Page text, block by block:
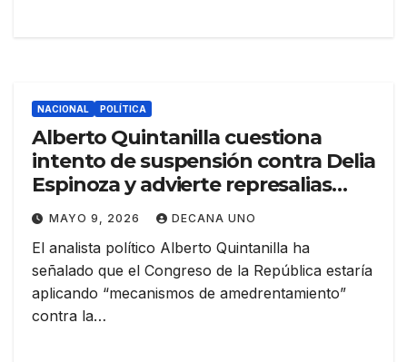
NACIONAL POLÍTICA
Alberto Quintanilla cuestiona
intento de suspensión contra Delia
Espinoza y advierte represalias
políticas
MAYO 9, 2026 DECANA UNO
El analista político Alberto Quintanilla ha
señalado que el Congreso de la República estaría
aplicando “mecanismos de amedrentamiento”
contra la…